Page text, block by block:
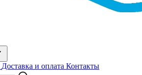
Доставка и оплата Контакты